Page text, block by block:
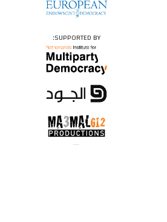
SUPPORTED BY: